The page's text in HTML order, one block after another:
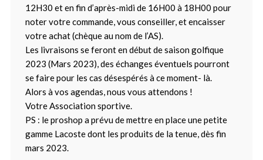
12H30 et en fin d’après-midi de 16H00 à 18H00 pour
noter votre commande, vous conseiller, et encaisser
votre achat (chèque au nom de l’AS).
Les livraisons se feront en début de saison golfique
2023 (Mars 2023), des échanges éventuels pourront
se faire pour les cas désespérés à ce moment- là.
Alors à vos agendas, nous vous attendons !
Votre Association sportive.
PS : le proshop a prévu de mettre en place une petite
gamme Lacoste dont les produits de la tenue, dès fin
mars 2023.